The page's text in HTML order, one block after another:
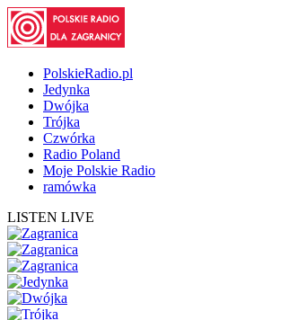
PolskieRadio.pl
Jedynka
Dwójka
Trójka
Czwórka
Radio Poland
Moje Polskie Radio
ramówka
LISTEN LIVE